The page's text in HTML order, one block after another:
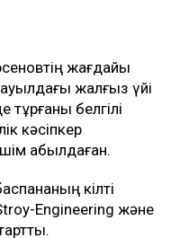
жағдайы
жалғыз үйі
тұрғаны белгілі
кәсіпкер
қабылдаған.
кілті
Engineering және